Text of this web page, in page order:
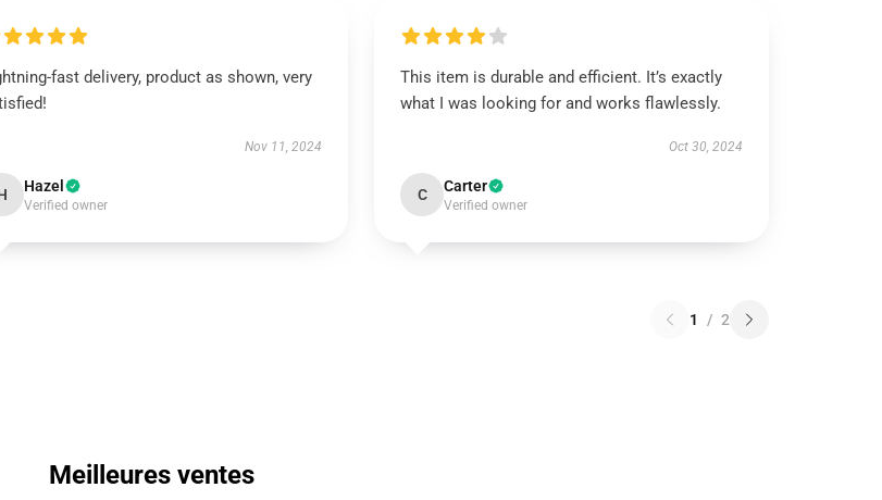
fast delivery, product as shown, very
Nov 11, 2024
Hazel
Verified owner
This item is durable and efficient. It’s exactly
what I was looking for and works flawlessly.
Oct 30, 2024
C Carter
Verified owner
1 / 2
Meilleures ventes